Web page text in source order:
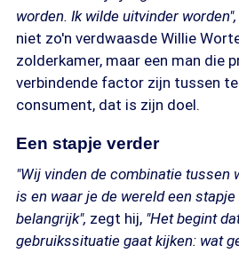
worden. Ik wilde uitvinder worden",
niet zo'n verdwaasde Willie
zolderkamer, maar een man die
verbindende factor zijn tussen
consument, dat is zijn doel.
Een stapje verder
"Wij vinden de combinatie tussen
is en waar je de wereld een
belangrijk", zegt hij, "Het begint
gebruikssituatie gaat kijken: wat